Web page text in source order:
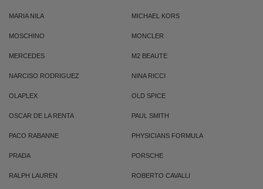
MARIA NILA MICHAEL KORS
MOSCHINO MONCLER
MERCEDES M2 BEAUTE
NARCISO RODRIGUEZ NINA RICCI
OLAPLEX OLD SPICE
OSCAR DE LA RENTA PAUL SMITH
PACO RABANNE PHYSICIANS FORMULA
PRADA PORSCHE
RALPH LAUREN ROBERTO CAVALLI